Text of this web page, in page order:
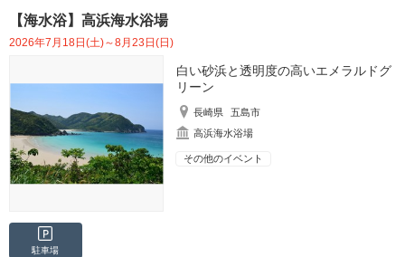
【海水浴】高浜海水浴場
2026年7月18日(土)～8月23日(日)
白い砂浜と透明度の高いエメラルドグ
リーン
長崎県
五島市
高浜海水浴場
その他のイベント
駐車場